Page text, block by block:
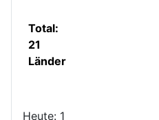
Total:
21
Länder
Heute: 1